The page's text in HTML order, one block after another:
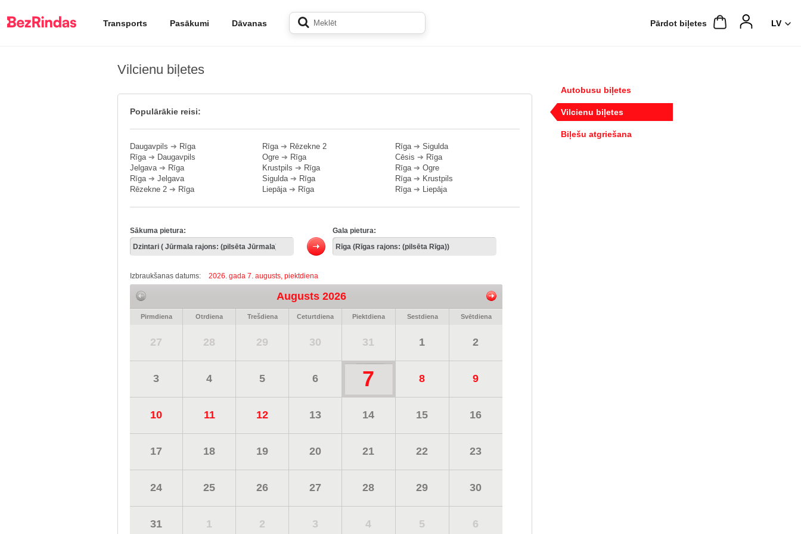
Transports Pasākumi Dāvanas Pārdot biļetes
Vilcienu biļetes
Populārākie reisi:
Daugavpils ➔ Rīga
Rīga➔ Daugavpils
Jelgava➔ Rīga
Rīga➔ Jelgava
Rēzekne 2 ➔ Rīga
Rīga➔ Rēzekne 2
Ogre ➔ Rīga
Krustpils ➔ Rīga
Sigulda➔ Rīga
Liepāja➔ Rīga
Rīga➔ Sigulda
Cēsis ➔ Rīga
Rīga➔ Ogre
Rīga➔ Krustpils
Rīga➔ Liepāja
Sākuma pietura: Gala pietura:
Izbraukšanas datums: 2026. gada 7. augusts, piektdiena
Augusts 2026
Pirmdiena Otrdiena Trešdiena Ceturtdiena Piektdiena Sestdiena Svētdiena
27 28 29 30 31 1 2
3 4 5 6 7 8 9
10 11 12 13 14 15 16
17 18 19 20 21 22 23
24 25 26 27 28 29 30
31 1 2 3 4 5 6
Autobusu biļetes
Vilcienu biļetes
Biļešu atgriešana